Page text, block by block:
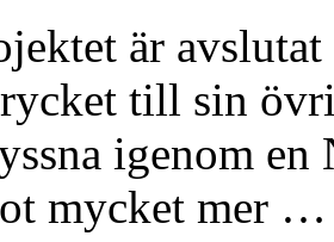
är
till sin
igenom
mycket mer …